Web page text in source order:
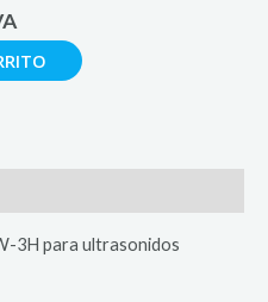
3H para ultrasonidos